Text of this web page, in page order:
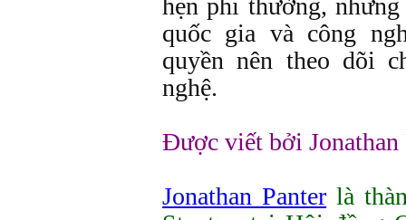
hẹn phi thường,
quốc gia và công
quyền nên theo dõi
nghệ.
Được viết bởi Jonathan
Jonathan Panter là